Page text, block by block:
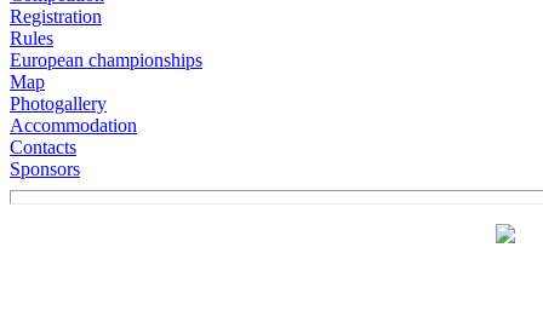
Registration
Rules
European championships
Map
Photogallery
Accommodation
Contacts
Sponsors